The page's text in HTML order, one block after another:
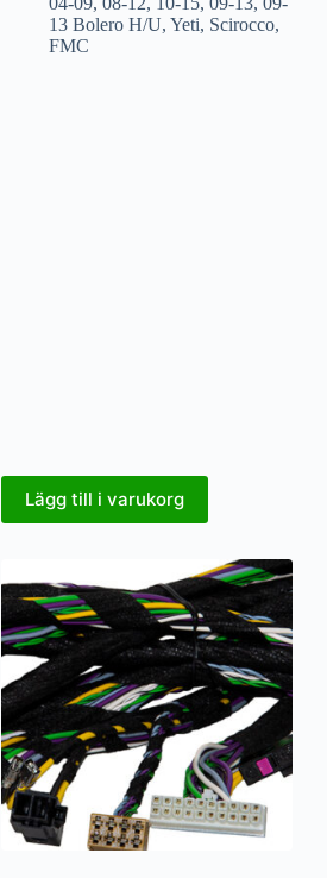
13 Bolero H/U, Yeti, Scirocco,
FMC
Lägg till i varukorg